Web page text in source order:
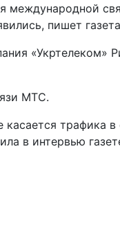
международной
пишет
«Укртелеком»
МТС.
трафика в
в интервью